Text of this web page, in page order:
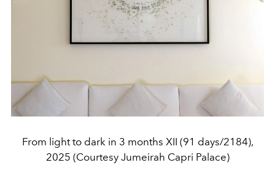
From light to dark in 3 months XII (91 days/2184),
2025 (Courtesy Jumeirah Capri Palace)